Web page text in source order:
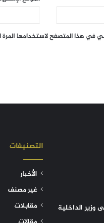
في هذا المتصفح لاستخدامها
الداخلية
التصنيفات
الأخبار
غير مصنف
مقابلات